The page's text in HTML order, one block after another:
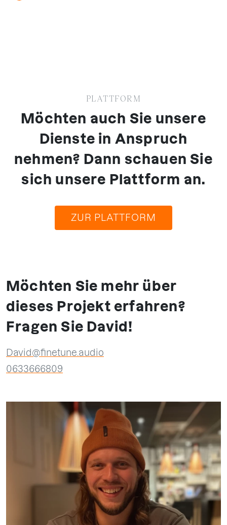
PLATTFORM
Möchten auch Sie unsere
Dienste in Anspruch
nehmen? Dann schauen Sie
sich unsere Plattform an.
ZUR PLATTFORM
Möchten Sie mehr über
dieses Projekt erfahren?
Fragen Sie David!
David@finetune.audio
0633666809